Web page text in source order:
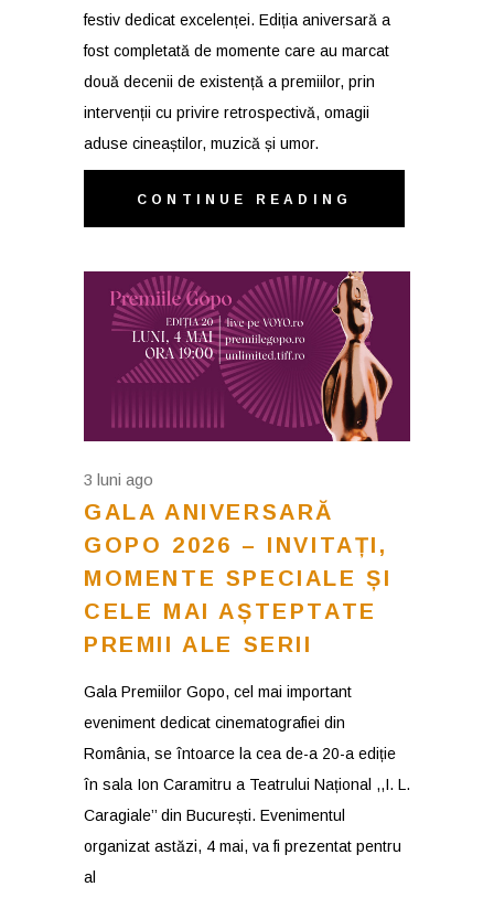
festiv dedicat excelenței. Ediția aniversară a
fost completată de momente care au marcat
două decenii de existență a premiilor, prin
intervenții cu privire retrospectivă, omagii
aduse cineaștilor, muzică și umor.
CONTINUE READING
3 luni ago
GALA ANIVERSARĂ
GOPO 2026 – INVITAȚI,
MOMENTE SPECIALE ȘI
CELE MAI AȘTEPTATE
PREMII ALE SERII
Gala Premiilor Gopo, cel mai important
eveniment dedicat cinematografiei din
România, se întoarce la cea de-a 20-a ediție
în sala Ion Caramitru a Teatrului Național ,,I. L.
Caragiale’’ din București. Evenimentul
organizat astăzi, 4 mai, va fi prezentat pentru
al